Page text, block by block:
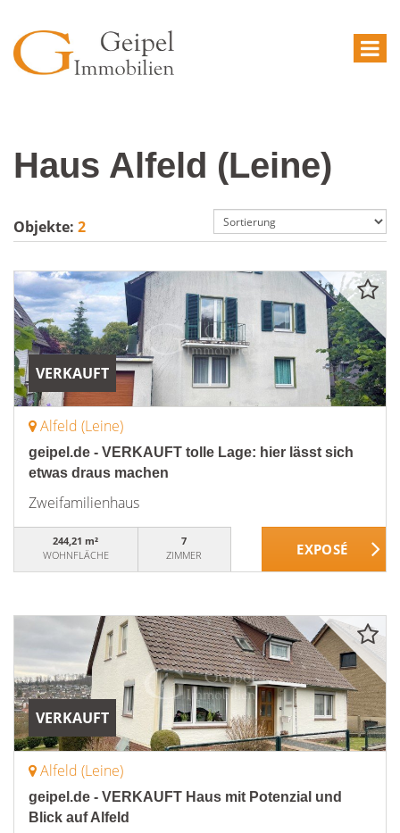
Haus Alfeld (Leine)
Objekte: 2
VERKAUFT
Alfeld (Leine)
geipel.de - VERKAUFT tolle Lage: hier lässt sich
etwas draus machen
Zweifamilienhaus
244,21 m²
WOHNFLÄCHE
7
ZIMMER
VERKAUFT
Alfeld (Leine)
geipel.de - VERKAUFT Haus mit Potenzial und
Blick auf Alfeld